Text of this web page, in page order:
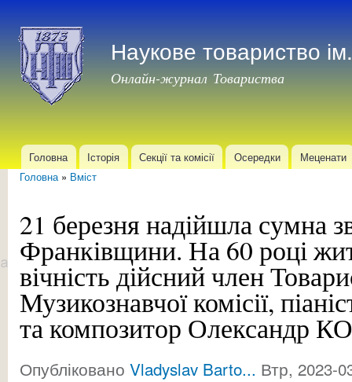
Наукове товариство
Онлайн-журнал Товариства
Головне меню
Головна Історія Секції та комісії Осередки Меценати
Головна» Вміст
21 березня надійшла сумна
Франківщини. На 60 році
вічність дійсний член
Музикознавчої комісії,
та композитор Олександр
Опубліковано Vladyslav Barto... Втр, 2023-